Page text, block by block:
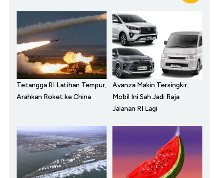
Tetangga RI Latihan Tempur,
Arahkan Roket ke China
Avanza Makin Tersingkir,
Mobil Ini Sah Jadi Raja
Jalanan RI Lagi